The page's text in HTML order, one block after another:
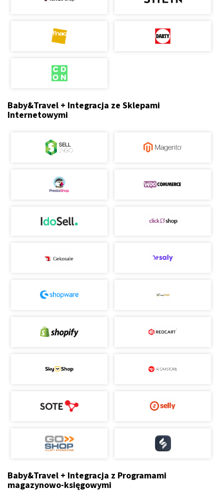
Baby&Travel + Integracja ze Sklepami
Internetowymi
Baby&Travel + Integracja z Programami
magazynowo-księgowymi